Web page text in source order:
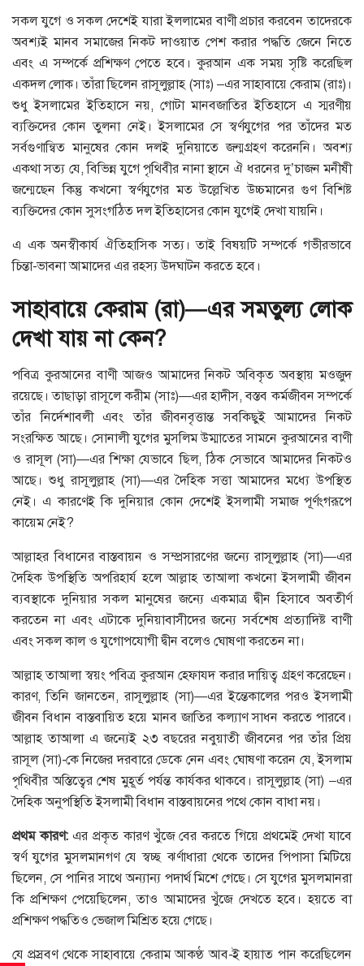
সকল যুগে ও সকল দেশেই যারা ইললামের বাণী প্রচার করবেন তাদেরকে
অবশ্যই মানব সমাজের নিকট দাওয়াত পেশ করার পদ্ধতি জেনে নিতে
এবং এ সম্পর্কে প্রশিক্ষণ পেতে হবে। কুরআন এক সময় সৃষ্টি করেছিল
একদল লোক। তাঁরা ছিলেন রাসূলুল্লাহ (সাঃ) –এর সাহাবায়ে কেরাম (রাঃ)।
শুধু ইসলামের ইতিহাসে নয়, গোটা মানবজাতির ইতিহাসে এ স্মরণীয়
ব্যক্তিদের কোন তুলনা নেই। ইসলামের সে স্বর্ণযুগের পর তাঁদের মত
সর্বগুণান্বিত মানুষের কোন দলই দুনিয়াতে জন্মগ্রহণ করেননি। অবশ্য
একথা সত্য যে, বিভিন্ন যুগে পৃথিবীর নানা স্থানে ঐ ধরনের দু’চাজন মনীষী
জন্মেছেন কিন্তু কখনো স্বর্ণযুগের মত উল্লেখিত উচ্চমানের গুণ বিশিষ্ট
ব্যক্তিদের কোন সুসংগঠিত দল ইতিহাসের কোন যুগেই দেখা যায়নি।
এ এক অনস্বীকার্য ঐতিহাসিক সত্য। তাই বিষয়টি সম্পর্কে গভীরভাবে
চিন্তা-ভাবনা আমাদের এর রহস্য উদঘাটন করতে হবে।
সাহাবায়ে কেরাম (রা)—এর সমতুল্য লোক
দেখা যায় না কেন?
পবিত্র কুরআনের বাণী আজও আমাদের নিকট অবিকৃত অবস্থায় মওজুদ
রয়েছে। তাছাড়া রাসূলে করীম (সাঃ)—এর হাদীস, বস্তব কর্মজীবন সম্পর্কে
তাঁর নির্দেশাবলী এবং তাঁর জীবনবৃত্তান্ত সবকিছুই আমাদের নিকট
সংরক্ষিত আছে। সোনালী যুগের মুসলিম উম্মাতের সামনে কুরআনের বাণী
ও রাসূল (সা)—এর শিক্ষা যেভাবে ছিল, ঠিক সেভাবে আমাদের নিকটও
আছে। শুধু রাসূলুল্লাহ (সা)—এর দৈহিক সত্তা আমাদের মধ্যে উপস্থিত
নেই। এ কারণেই কি দুনিয়ার কোন দেশেই ইসলামী সমাজ পূর্ণংগরূপে
কায়েম নেই?
আল্লাহর বিধানের বাস্তবায়ন ও সম্প্রসারণের জন্যে রাসূলুল্লাহ (সা)—এর
দৈহিক উপস্থিতি অপরিহার্য হলে আল্লাহ তাআলা কখনো ইসলামী জীবন
ব্যবস্থাকে দুনিয়ার সকল মানুষের জন্যে একমাত্র দ্বীন হিসাবে অবতীর্ণ
করতেন না এবং এটাকে দুনিয়াবাসীদের জন্যে সর্বশেষ প্রত্যাদিষ্ট বাণী
এবং সকল কাল ও যুগোপযোগী দ্বীন বলেও ঘোষণা করতেন না।
আল্লাহ তাআলা স্বয়ং পবিত্র কুরআন হেফাযদ করার দায়িত্ব গ্রহণ করেছেন।
কারণ, তিনি জানতেন, রাসূলুল্লাহ (সা)—এর ইন্তেকালের পরও ইসলামী
জীবন বিধান বাস্তবায়িত হয়ে মানব জাতির কল্যাণ সাধন করতে পারবে।
আল্লাহ তাআলা এ জন্যেই ২৩ বছরের নবুয়াতী জীবনের পর তাঁর প্রিয়
রাসূল (সা)-কে নিজের দরবারে ডেকে নেন এবং ঘোষণা করেন যে, ইসলাম
পৃথিবীর অস্তিত্বের শেষ মুহূর্ত পর্যন্ত কার্যকর থাকবে। রাসূলুল্লাহ (সা) –এর
দৈহিক অনুপস্থিতি ইসলামী বিধান বাস্তবায়নের পথে কোন বাধা নয়।
প্রথম কারণ:এর প্রকৃত কারণ খুঁজে বের করতে গিয়ে প্রথমেই দেখা যাবে
স্বর্ণ যুগের মুসলমানগণ যে স্বচ্ছ ঝর্ণাধারা থেকে তাদের পিপাসা মিটিয়ে
ছিলেন, সে পানির সাথে অন্যান্য পদার্থ মিশে গেছে। সে যুগের মুসলমানরা
কি প্রশিক্ষণ পেয়েছিলেন, তাও আমাদের খুঁজে দেখতে হবে। হয়তে বা
প্রশিক্ষণ পদ্ধতিও ভেজাল মিশ্রিত হয়ে গেছে।
যে প্রস্রবণ থেকে সাহাবায়ে কেরাম আকণ্ঠ আব-ই হায়াত পান করেছিলেন